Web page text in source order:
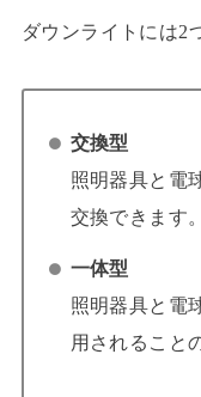
ダウンライトには2
交換型
照明器具と電
交換できます。
一体型
照明器具と電
用されること